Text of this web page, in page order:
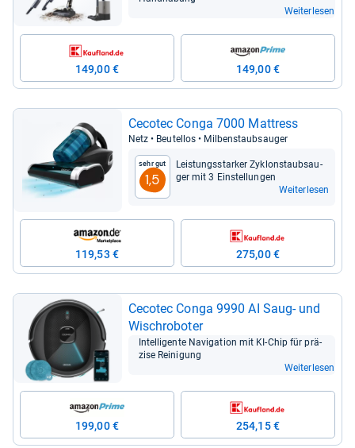
Weiterlesen
149,00 € 149,00 €
Ceco­tec Conga 7000 Mat­tress
Netz • Beu­tel­los • Mil­ben­staub­sau­ger
Sehr gut
1,5
Leis­tungs­star­ker Zyklon­staub­sau­
ger mit 3 Ein­stel­lun­gen
Weiterlesen
119,53 € 275,00 €
Ceco­tec Conga 9990 AI Saug-​ und
Wisch­ro­bo­ter
Intel­li­gente Navi­ga­tion mit KI-​Chip für prä­
zise Rei­ni­gung
Weiterlesen
199,00 € 254,15 €